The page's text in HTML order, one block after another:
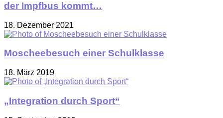
der Impfbus kommt…
18. Dezember 2021
Moscheebesuch einer Schulklasse
18. März 2019
„Integration durch Sport“